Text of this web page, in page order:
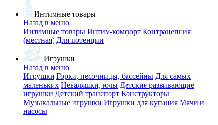
Интимные товары
Назад в меню
Интимные товары Интим-комфорт Контрацепция
(местная) Для потенции
Игрушки
Назад в меню
Игрушки Горки, песочницы, бассейны Для самых
маленьких Неваляшки, юлы Детские развивающие
игрушки Детский транспорт Конструкторы
Музыкальные игрушки Игрушки для купания Мячи и
насосы